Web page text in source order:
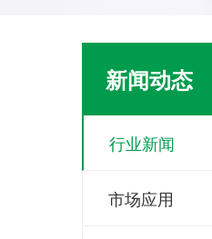
新闻动态
行业新闻
市场应用